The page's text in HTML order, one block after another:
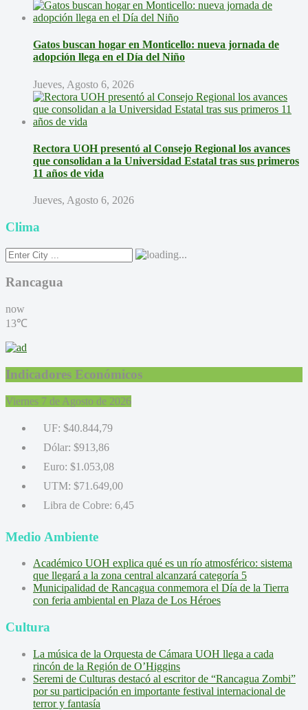
Gatos buscan hogar en Monticello: nueva jornada de
adopción llega en el Día del Niño
Jueves, Agosto 6, 2026
Rectora UOH presentó al Consejo Regional los avances
que consolidan a la Universidad Estatal tras sus primeros
11 años de vida
Jueves, Agosto 6, 2026
Clima
Rancagua
now
13℃
Indicadores Económicos
Viernes 7 de Agosto de 2026
UF: $40.844,79
Dólar: $913,86
Euro: $1.053,08
UTM: $71.649,00
Libra de Cobre: 6,45
Medio Ambiente
Académico UOH explica qué es un río atmosférico: sistema
que llegará a la zona central alcanzará categoría 5
Municipalidad de Rancagua conmemora el Día de la Tierra
con feria ambiental en Plaza de Los Héroes
Cultura
La música de la Orquesta de Cámara UOH llega a cada
rincón de la Región de O’Higgins
Seremi de Culturas destacó al escritor de “Rancagua Zombi”
por su participación en importante festival internacional de
terror y fantasía